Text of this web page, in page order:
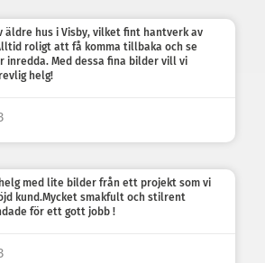
äldre hus i Visby, vilket fint hantverk av
roligt att få komma tillbaka och se
inredda. Med dessa fina bilder vill vi
helg!
med lite bilder från ett projekt som vi
kund.Mycket smakfult och stilrent
för ett gott jobb !